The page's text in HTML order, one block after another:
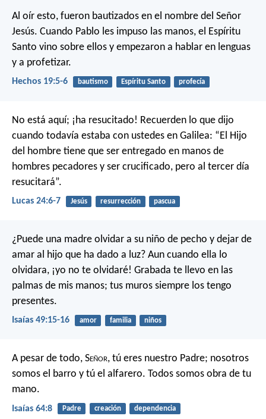
Al oír esto, fueron bautizados en el nombre del Señor
Jesús. Cuando Pablo les impuso las manos, el Espíritu
Santo vino sobre ellos y empezaron a hablar en lenguas
y a profetizar.
Hechos 19:5-6 bautismo Espíritu Santo profecía
No está aquí; ¡ha resucitado! Recuerden lo que dijo
cuando todavía estaba con ustedes en Galilea: “El Hijo
del hombre tiene que ser entregado en manos de
hombres pecadores y ser crucificado, pero al tercer día
resucitará”.
Lucas 24:6-7 Jesús resurrección pascua
¿Puede una madre olvidar a su niño de pecho y dejar de
amar al hijo que ha dado a luz? Aun cuando ella lo
olvidara, ¡yo no te olvidaré! Grabada te llevo en las
palmas de mis manos; tus muros siempre los tengo
presentes.
Isaías 49:15-16 amor familia niños
A pesar de todo, Señor, tú eres nuestro Padre; nosotros
somos el barro y tú el alfarero. Todos somos obra de tu
mano.
Isaías 64:8 Padre creación dependencia